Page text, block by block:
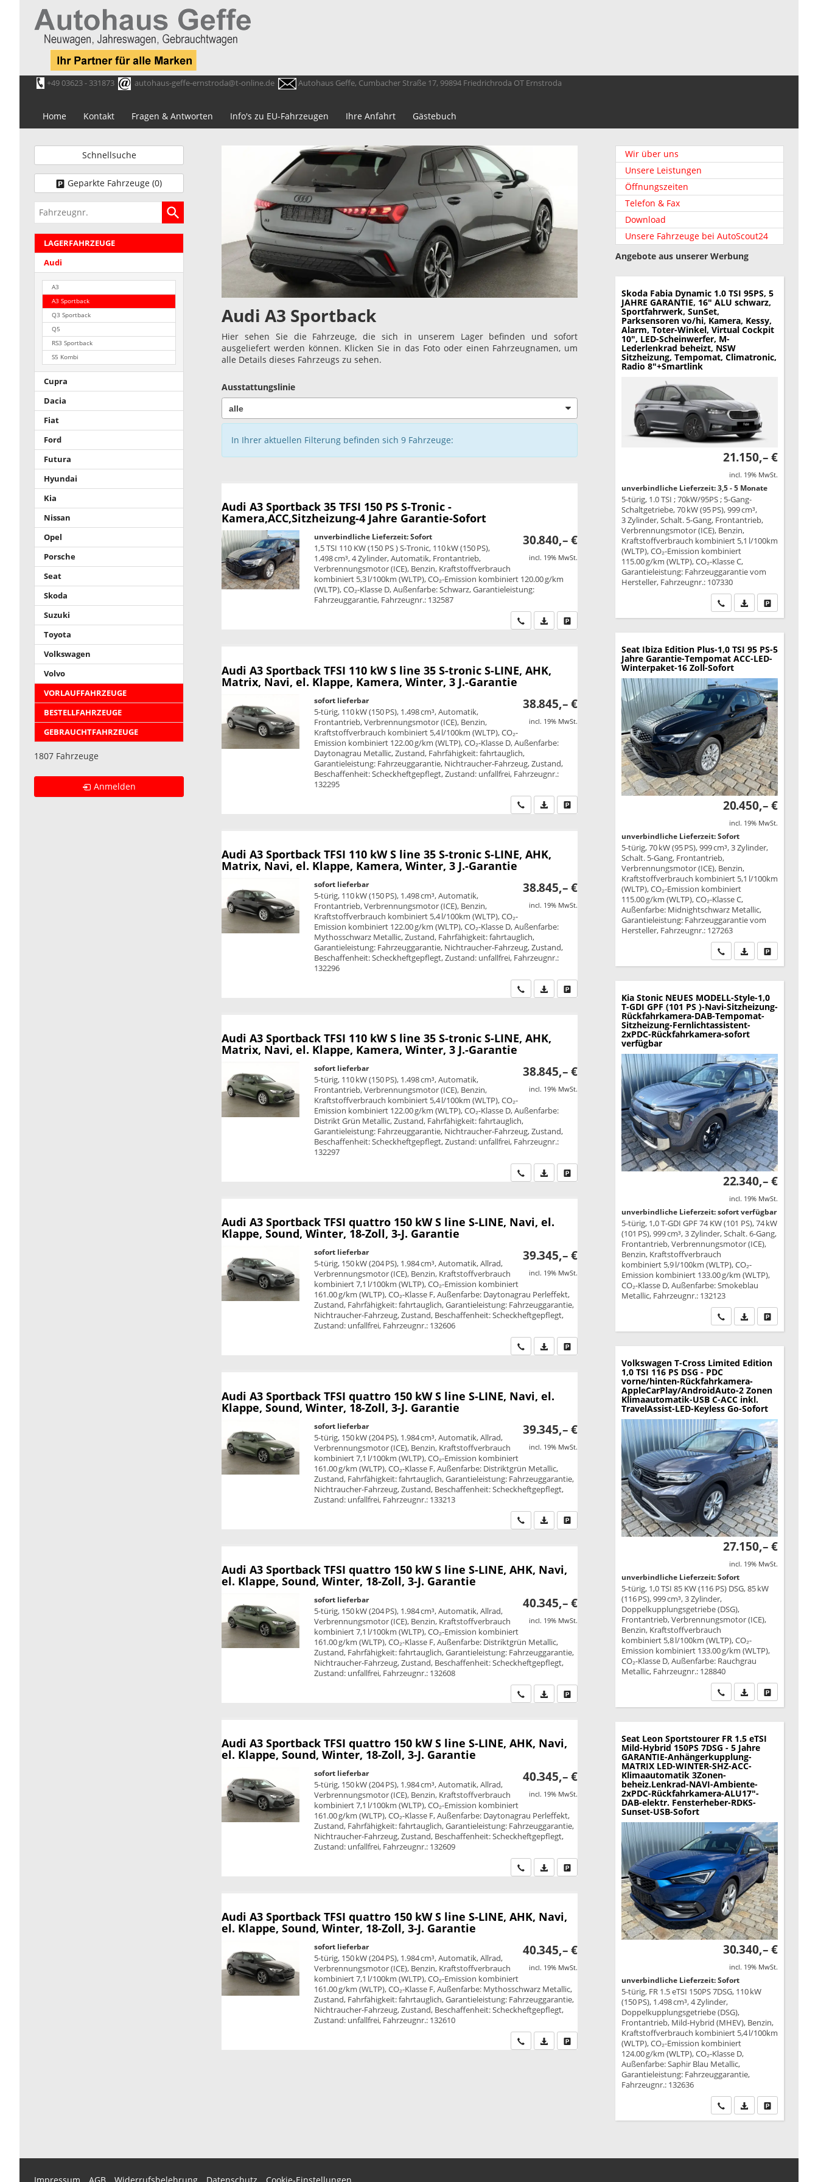
+49 03623 - 331873 autohaus-geffe-ernstroda@t-online.de Autohaus Geffe, Cumbacher Straße 17, 99894 Friedrichroda OT Ernstroda
Home Kontakt Fragen & Antworten Info's zu EU-Fahrzeugen Ihre Anfahrt Gästebuch
Audi A3 Sportback
Hier sehen Sie die Fahrzeuge, die sich in unserem Lager befinden und sofort
ausgeliefert werden können. Klicken Sie in das Foto oder einen Fahrzeugnamen, um
alle Details dieses Fahrzeugs zu sehen.
Ausstattungslinie
In Ihrer aktuellen Filterung befinden sich 9Fahrzeuge:
Audi A3 Sportback 35 TFSI 150 PS S-Tronic -
Kamera,ACC,Sitzheizung-4 Jahre Garantie-Sofort
30.840,– €
incl. 19% MwSt.
unverbindliche Lieferzeit: Sofort
1,5 TSI 110 KW (150 PS ) S-Tronic, 110 kW (150 PS),
1.498 cm³, 4 Zylinder, Automatik, Frontantrieb,
Verbrennungsmotor (ICE), Benzin, Kraftstoffverbrauch
kombiniert 5,3 l/100km (WLTP), CO₂-Emission kombiniert 120.00 g/km
(WLTP), CO₂-Klasse D, Außenfarbe: Schwarz, Garantieleistung:
Fahrzeuggarantie, Fahrzeugnr.: 132587
Wir rufen Sie anPDF-Datei, Fahrzeugexposé drucken
Drucken, parken oder vergleichen
Audi A3 Sportback TFSI 110 kW S line 35 S-tronic S-LINE, AHK,
Matrix, Navi, el. Klappe, Kamera, Winter, 3 J.-Garantie
38.845,– €
incl. 19% MwSt.
sofort lieferbar
5-türig, 110 kW (150 PS), 1.498 cm³, Automatik,
Frontantrieb, Verbrennungsmotor (ICE), Benzin,
Kraftstoffverbrauch kombiniert 5,4 l/100km (WLTP), CO₂-
Emission kombiniert 122.00 g/km (WLTP), CO₂-Klasse D, Außenfarbe:
Daytonagrau Metallic, Zustand, Fahrfähigkeit: fahrtauglich,
Garantieleistung: Fahrzeuggarantie, Nichtraucher-Fahrzeug, Zustand,
Beschaffenheit: Scheckheftgepflegt, Zustand: unfallfrei, Fahrzeugnr.:
132295
Wir rufen Sie anPDF-Datei, Fahrzeugexposé drucken
Audi A3 Sportback TFSI 110 kW S line 35 S-tronic S-LINE, AHK,
Matrix, Navi, el. Klappe, Kamera, Winter, 3 J.-Garantie
38.845,– €
incl. 19% MwSt.
sofort lieferbar
5-türig, 110 kW (150 PS), 1.498 cm³, Automatik,
Frontantrieb, Verbrennungsmotor (ICE), Benzin,
Kraftstoffverbrauch kombiniert 5,4 l/100km (WLTP), CO₂-
Emission kombiniert 122.00 g/km (WLTP), CO₂-Klasse D, Außenfarbe:
Mythosschwarz Metallic, Zustand, Fahrfähigkeit: fahrtauglich,
Garantieleistung: Fahrzeuggarantie, Nichtraucher-Fahrzeug, Zustand,
Beschaffenheit: Scheckheftgepflegt, Zustand: unfallfrei, Fahrzeugnr.:
132296
Wir rufen Sie anPDF-Datei, Fahrzeugexposé drucken
Audi A3 Sportback TFSI 110 kW S line 35 S-tronic S-LINE, AHK,
Matrix, Navi, el. Klappe, Kamera, Winter, 3 J.-Garantie
38.845,– €
incl. 19% MwSt.
sofort lieferbar
5-türig, 110 kW (150 PS), 1.498 cm³, Automatik,
Frontantrieb, Verbrennungsmotor (ICE), Benzin,
Kraftstoffverbrauch kombiniert 5,4 l/100km (WLTP), CO₂-
Emission kombiniert 122.00 g/km (WLTP), CO₂-Klasse D, Außenfarbe:
Distrikt Grün Metallic, Zustand, Fahrfähigkeit: fahrtauglich,
Garantieleistung: Fahrzeuggarantie, Nichtraucher-Fahrzeug, Zustand,
Beschaffenheit: Scheckheftgepflegt, Zustand: unfallfrei, Fahrzeugnr.:
132297
Wir rufen Sie anPDF-Datei, Fahrzeugexposé drucken
Drucken, parken oder vergleichen
Audi A3 Sportback TFSI quattro 150 kW S line S-LINE, Navi, el.
Klappe, Sound, Winter, 18-Zoll, 3-J. Garantie
39.345,– €
incl. 19% MwSt.
sofort lieferbar
5-türig, 150 kW (204 PS), 1.984 cm³, Automatik, Allrad,
Verbrennungsmotor (ICE), Benzin, Kraftstoffverbrauch
kombiniert 7,1 l/100km (WLTP), CO₂-Emission kombiniert
161.00 g/km (WLTP), CO₂-Klasse F, Außenfarbe: Daytonagrau Perleffekt,
Zustand, Fahrfähigkeit: fahrtauglich, Garantieleistung: Fahrzeuggarantie,
Nichtraucher-Fahrzeug, Zustand, Beschaffenheit: Scheckheftgepflegt,
Zustand: unfallfrei, Fahrzeugnr.: 132606
Wir rufen Sie anPDF-Datei, Fahrzeugexposé drucken
Drucken, parken oder vergleichen
Audi A3 Sportback TFSI quattro 150 kW S line S-LINE, Navi, el.
Klappe, Sound, Winter, 18-Zoll, 3-J. Garantie
39.345,– €
incl. 19% MwSt.
sofort lieferbar
5-türig, 150 kW (204 PS), 1.984 cm³, Automatik, Allrad,
Verbrennungsmotor (ICE), Benzin, Kraftstoffverbrauch
kombiniert 7,1 l/100km (WLTP), CO₂-Emission kombiniert
161.00 g/km (WLTP), CO₂-Klasse F, Außenfarbe: Distriktgrün Metallic,
Zustand, Fahrfähigkeit: fahrtauglich, Garantieleistung: Fahrzeuggarantie,
Nichtraucher-Fahrzeug, Zustand, Beschaffenheit: Scheckheftgepflegt,
Zustand: unfallfrei, Fahrzeugnr.: 133213
Wir rufen Sie anPDF-Datei, Fahrzeugexposé drucken
Drucken, parken oder vergleichen
Audi A3 Sportback TFSI quattro 150 kW S line S-LINE, AHK, Navi,
el. Klappe, Sound, Winter, 18-Zoll, 3-J. Garantie
40.345,– €
incl. 19% MwSt.
sofort lieferbar
5-türig, 150 kW (204 PS), 1.984 cm³, Automatik, Allrad,
Verbrennungsmotor (ICE), Benzin, Kraftstoffverbrauch
kombiniert 7,1 l/100km (WLTP), CO₂-Emission kombiniert
161.00 g/km (WLTP), CO₂-Klasse F, Außenfarbe: Distriktgrün Metallic,
Zustand, Fahrfähigkeit: fahrtauglich, Garantieleistung: Fahrzeuggarantie,
Nichtraucher-Fahrzeug, Zustand, Beschaffenheit: Scheckheftgepflegt,
Zustand: unfallfrei, Fahrzeugnr.: 132608
Wir rufen Sie anPDF-Datei, Fahrzeugexposé drucken
Audi A3 Sportback TFSI quattro 150 kW S line S-LINE, AHK, Navi,
el. Klappe, Sound, Winter, 18-Zoll, 3-J. Garantie
40.345,– €
incl. 19% MwSt.
sofort lieferbar
5-türig, 150 kW (204 PS), 1.984 cm³, Automatik, Allrad,
Verbrennungsmotor (ICE), Benzin, Kraftstoffverbrauch
kombiniert 7,1 l/100km (WLTP), CO₂-Emission kombiniert
161.00 g/km (WLTP), CO₂-Klasse F, Außenfarbe: Daytonagrau Perleffekt,
Zustand, Fahrfähigkeit: fahrtauglich, Garantieleistung: Fahrzeuggarantie,
Nichtraucher-Fahrzeug, Zustand, Beschaffenheit: Scheckheftgepflegt,
Zustand: unfallfrei, Fahrzeugnr.: 132609
Wir rufen Sie anPDF-Datei, Fahrzeugexposé drucken
Drucken, parken oder vergleichen
Audi A3 Sportback TFSI quattro 150 kW S line S-LINE, AHK, Navi,
el. Klappe, Sound, Winter, 18-Zoll, 3-J. Garantie
40.345,– €
incl. 19% MwSt.
sofort lieferbar
5-türig, 150 kW (204 PS), 1.984 cm³, Automatik, Allrad,
Verbrennungsmotor (ICE), Benzin, Kraftstoffverbrauch
kombiniert 7,1 l/100km (WLTP), CO₂-Emission kombiniert
161.00 g/km (WLTP), CO₂-Klasse F, Außenfarbe: Mythosschwarz Metallic,
Zustand, Fahrfähigkeit: fahrtauglich, Garantieleistung: Fahrzeuggarantie,
Nichtraucher-Fahrzeug, Zustand, Beschaffenheit: Scheckheftgepflegt,
Zustand: unfallfrei, Fahrzeugnr.: 132610
Wir rufen Sie anPDF-Datei, Fahrzeugexposé drucken
Drucken, parken oder vergleichen
Schnellsuche
Geparkte Fahrzeuge (0)
Fahrzeugnr.
LAGERFAHRZEUGE
Audi
A3
A3 Sportback
Q3 Sportback
Q5
RS3 Sportback
S5 Kombi
Cupra
Dacia
Fiat
Ford
Futura
Hyundai
Kia
Nissan
Opel
Porsche
Seat
Skoda
Suzuki
Toyota
Volkswagen
Volvo
VORLAUFFAHRZEUGE
BESTELLFAHRZEUGE
GEBRAUCHTFAHRZEUGE
1807 Fahrzeuge
Anmelden
Wir über uns
Unsere Leistungen
Öffnungszeiten
Telefon & Fax
Download
Unsere Fahrzeuge bei AutoScout24
Angebote aus unserer Werbung
Skoda Fabia Dynamic 1.0 TSI 95PS, 5
JAHRE GARANTIE, 16" ALU schwarz,
Sportfahrwerk, SunSet,
Parksensoren vo/hi, Kamera, Kessy,
Alarm, Toter-Winkel, Virtual Cockpit
10", LED-Scheinwerfer, M-
Lederlenkrad beheizt, NSW
Sitzheizung, Tempomat, Climatronic,
Radio 8"+Smartlink
21.150,– €
incl. 19% MwSt.
unverbindliche Lieferzeit: 3,5 - 5 Monate
5-türig, 1.0 TSI ; 70kW/95PS ; 5-Gang-
Schaltgetriebe, 70 kW (95 PS), 999 cm³,
3 Zylinder, Schalt. 5-Gang, Frontantrieb,
Verbrennungsmotor (ICE), Benzin,
Kraftstoffverbrauch kombiniert 5,1 l/100km
(WLTP), CO₂-Emission kombiniert
115.00 g/km (WLTP), CO₂-Klasse C,
Garantieleistung: Fahrzeuggarantie vom
Hersteller, Fahrzeugnr.: 107330
Wir rufen Sie an
PDF-Datei,Drucken,
Seat Ibiza Edition Plus-1,0 TSI 95 PS-5
Jahre Garantie-Tempomat ACC-LED-
Winterpaket-16 Zoll-Sofort
20.450,– €
incl. 19% MwSt.
unverbindliche Lieferzeit: Sofort
5-türig, 70 kW (95 PS), 999 cm³, 3 Zylinder,
Schalt. 5-Gang, Frontantrieb,
Verbrennungsmotor (ICE), Benzin,
Kraftstoffverbrauch kombiniert 5,1 l/100km
(WLTP), CO₂-Emission kombiniert
115.00 g/km (WLTP), CO₂-Klasse C,
Außenfarbe: Midnightschwarz Metallic,
Garantieleistung: Fahrzeuggarantie vom
Hersteller, Fahrzeugnr.: 127263
Wir rufen Sie an
PDF-Datei,Drucken,
Kia Stonic NEUES MODELL-Style-1,0
T-GDI GPF (101 PS )-Navi-Sitzheizung-
Rückfahrkamera-DAB-Tempomat-
Sitzheizung-Fernlichtassistent-
2xPDC-Rückfahrkamera-sofort
verfügbar
22.340,– €
incl. 19% MwSt.
unverbindliche Lieferzeit: sofort verfügbar
5-türig, 1,0 T-GDI GPF 74 KW (101 PS), 74 kW
(101 PS), 999 cm³, 3 Zylinder, Schalt. 6-Gang,
Frontantrieb, Verbrennungsmotor (ICE),
Benzin, Kraftstoffverbrauch
kombiniert 5,9 l/100km (WLTP), CO₂-
Emission kombiniert 133.00 g/km (WLTP),
CO₂-Klasse D, Außenfarbe: Smokeblau
Metallic, Fahrzeugnr.: 132123
Wir rufen Sie an
PDF-Datei,Drucken,
Volkswagen T-Cross Limited Edition
1,0 TSI 116 PS DSG - PDC
vorne/hinten-Rückfahrkamera-
AppleCarPlay/AndroidAuto-2 Zonen
Klimaautomatik-USB C-ACC inkl.
TravelAssist-LED-Keyless Go-Sofort
27.150,– €
incl. 19% MwSt.
unverbindliche Lieferzeit: Sofort
5-türig, 1,0 TSI 85 KW (116 PS) DSG, 85 kW
(116 PS), 999 cm³, 3 Zylinder,
Doppelkupplungsgetriebe (DSG),
Frontantrieb, Verbrennungsmotor (ICE),
Benzin, Kraftstoffverbrauch
kombiniert 5,8 l/100km (WLTP), CO₂-
Emission kombiniert 133.00 g/km (WLTP),
CO₂-Klasse D, Außenfarbe: Rauchgrau
Metallic, Fahrzeugnr.: 128840
Wir rufen Sie an
PDF-Datei,Drucken,
Seat Leon Sportstourer FR 1.5 eTSI
Mild-Hybrid 150PS 7DSG - 5 Jahre
GARANTIE-Anhängerkupplung-
MATRIX LED-WINTER-SHZ-ACC-
Klimaautomatik 3Zonen-
beheiz.Lenkrad-NAVI-Ambiente-
2xPDC-Rückfahrkamera-ALU17"-
DAB-elektr. Fensterheber-RDKS-
Sunset-USB-Sofort
30.340,– €
incl. 19% MwSt.
unverbindliche Lieferzeit: Sofort
5-türig, FR 1.5 eTSI 150PS 7DSG, 110 kW
(150 PS), 1.498 cm³, 4 Zylinder,
Doppelkupplungsgetriebe (DSG),
Frontantrieb, Mild-Hybrid (MHEV), Benzin,
Kraftstoffverbrauch kombiniert 5,4 l/100km
(WLTP), CO₂-Emission kombiniert
124.00 g/km (WLTP), CO₂-Klasse D,
Außenfarbe: Saphir Blau Metallic,
Garantieleistung: Fahrzeuggarantie,
Fahrzeugnr.: 132636
Wir rufen Sie an
PDF-Datei,Drucken,